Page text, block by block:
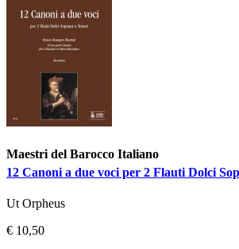
Maestri del Barocco Italiano
12 Canoni a due voci per 2 Flauti Dolci
Ut Orpheus
€ 10,50